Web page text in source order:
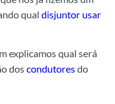
qual disjuntor usar
explicamos qual será
dos condutores do